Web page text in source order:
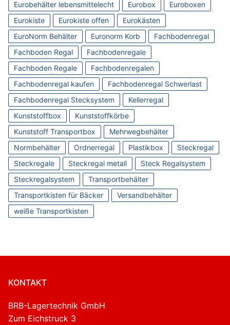
Eurobehälter lebensmittelecht
Eurobox
Euroboxen
Eurokiste
Eurokiste offen
Eurokästen
EuroNorm Behälter
Euronorm Korb
Fachbodenregal
Fachboden Regal
Fachbodenregale
Fachboden Regale
Fachbodenregalen
Fachbodenregal kaufen
Fachbodenregal Schwerlast
Fachbodenregal Stecksystem
Kellerregal
Kunststoffbox
Kunststoffkörbe
Kunststoff Transportbox
Mehrwegbehälter
Normbehälter
Ordnerregal Plastikbox
Steckregal
Steckregale
Steckregal metall
Steck Regalsystem
Steckregalsystem
Transportbehälter
Transportkisten für Bäcker
Versandbehälter
weiße Transportkisten
KONTAKT
BRB-Lagertechnik GmbH
Zum Eichstruck 3